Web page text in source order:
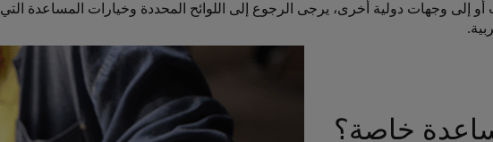
أو إلى وجهات دولية أخرى، يرجى الرجوع إلى اللوائح المحددة وخيارات المساعدة التي
خاصة؟